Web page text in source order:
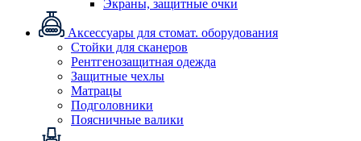
Экраны, защитные очки
Аксессуары для стомат. оборудования
Стойки для сканеров
Рентгенозащитная одежда
Защитные чехлы
Матрацы
Подголовники
Поясничные валики